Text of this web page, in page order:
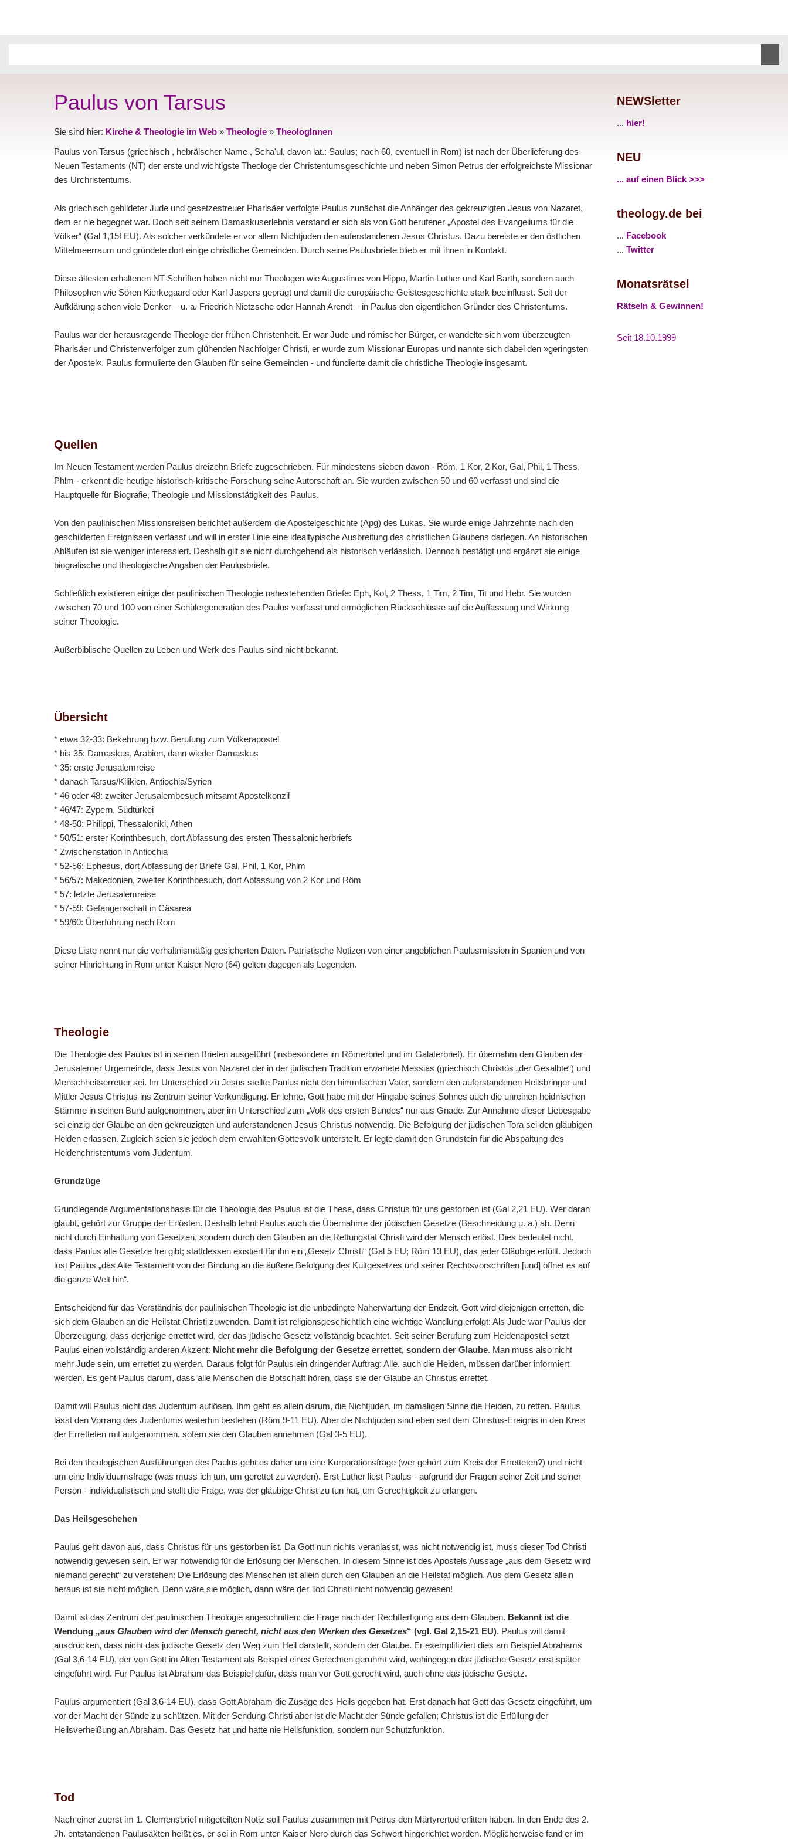
Paulus von Tarsus
Sie sind hier: Kirche & Theologie im Web » Theologie » TheologInnen
Paulus von Tarsus (griechisch , hebräischer Name , Scha'ul, davon lat.: Saulus; nach 60, eventuell in Rom) ist nach der Überlieferung des
Neuen Testaments (NT) der erste und wichtigste Theologe der Christentumsgeschichte und neben Simon Petrus der erfolgreichste Missionar
des Urchristentums.
Als griechisch gebildeter Jude und gesetzestreuer Pharisäer verfolgte Paulus zunächst die Anhänger des gekreuzigten Jesus von Nazaret,
dem er nie begegnet war. Doch seit seinem Damaskuserlebnis verstand er sich als von Gott berufener „Apostel des Evangeliums für die
Völker“ (Gal 1,15f EU). Als solcher verkündete er vor allem Nichtjuden den auferstandenen Jesus Christus. Dazu bereiste er den östlichen
Mittelmeerraum und gründete dort einige christliche Gemeinden. Durch seine Paulusbriefe blieb er mit ihnen in Kontakt.
Diese ältesten erhaltenen NT-Schriften haben nicht nur Theologen wie Augustinus von Hippo, Martin Luther und Karl Barth, sondern auch
Philosophen wie Sören Kierkegaard oder Karl Jaspers geprägt und damit die europäische Geistesgeschichte stark beeinflusst. Seit der
Aufklärung sehen viele Denker – u. a. Friedrich Nietzsche oder Hannah Arendt – in Paulus den eigentlichen Gründer des Christentums.
Paulus war der herausragende Theologe der frühen Christenheit. Er war Jude und römischer Bürger, er wandelte sich vom überzeugten
Pharisäer und Christenverfolger zum glühenden Nachfolger Christi, er wurde zum Missionar Europas und nannte sich dabei den »geringsten
der Apostel«. Paulus formulierte den Glauben für seine Gemeinden - und fundierte damit die christliche Theologie insgesamt.
Quellen
Im Neuen Testament werden Paulus dreizehn Briefe zugeschrieben. Für mindestens sieben davon - Röm, 1 Kor, 2 Kor, Gal, Phil, 1 Thess,
Phlm - erkennt die heutige historisch-kritische Forschung seine Autorschaft an. Sie wurden zwischen 50 und 60 verfasst und sind die
Hauptquelle für Biografie, Theologie und Missionstätigkeit des Paulus.
Von den paulinischen Missionsreisen berichtet außerdem die Apostelgeschichte (Apg) des Lukas. Sie wurde einige Jahrzehnte nach den
geschilderten Ereignissen verfasst und will in erster Linie eine idealtypische Ausbreitung des christlichen Glaubens darlegen. An historischen
Abläufen ist sie weniger interessiert. Deshalb gilt sie nicht durchgehend als historisch verlässlich. Dennoch bestätigt und ergänzt sie einige
biografische und theologische Angaben der Paulusbriefe.
Schließlich existieren einige der paulinischen Theologie nahestehenden Briefe: Eph, Kol, 2 Thess, 1 Tim, 2 Tim, Tit und Hebr. Sie wurden
zwischen 70 und 100 von einer Schülergeneration des Paulus verfasst und ermöglichen Rückschlüsse auf die Auffassung und Wirkung
seiner Theologie.
Außerbiblische Quellen zu Leben und Werk des Paulus sind nicht bekannt.
Übersicht
* etwa 32-33: Bekehrung bzw. Berufung zum Völkerapostel
* bis 35: Damaskus, Arabien, dann wieder Damaskus
* 35: erste Jerusalemreise
* danach Tarsus/Kilikien, Antiochia/Syrien
* 46 oder 48: zweiter Jerusalembesuch mitsamt Apostelkonzil
* 46/47: Zypern, Südtürkei
* 48-50: Philippi, Thessaloniki, Athen
* 50/51: erster Korinthbesuch, dort Abfassung des ersten Thessalonicherbriefs
* Zwischenstation in Antiochia
* 52-56: Ephesus, dort Abfassung der Briefe Gal, Phil, 1 Kor, Phlm
* 56/57: Makedonien, zweiter Korinthbesuch, dort Abfassung von 2 Kor und Röm
* 57: letzte Jerusalemreise
* 57-59: Gefangenschaft in Cäsarea
* 59/60: Überführung nach Rom
Diese Liste nennt nur die verhältnismäßig gesicherten Daten. Patristische Notizen von einer angeblichen Paulusmission in Spanien und von
seiner Hinrichtung in Rom unter Kaiser Nero (64) gelten dagegen als Legenden.
Theologie
Die Theologie des Paulus ist in seinen Briefen ausgeführt (insbesondere im Römerbrief und im Galaterbrief). Er übernahm den Glauben der
Jerusalemer Urgemeinde, dass Jesus von Nazaret der in der jüdischen Tradition erwartete Messias (griechisch Christós „der Gesalbte“) und
Menschheitserretter sei. Im Unterschied zu Jesus stellte Paulus nicht den himmlischen Vater, sondern den auferstandenen Heilsbringer und
Mittler Jesus Christus ins Zentrum seiner Verkündigung. Er lehrte, Gott habe mit der Hingabe seines Sohnes auch die unreinen heidnischen
Stämme in seinen Bund aufgenommen, aber im Unterschied zum „Volk des ersten Bundes“ nur aus Gnade. Zur Annahme dieser Liebesgabe
sei einzig der Glaube an den gekreuzigten und auferstandenen Jesus Christus notwendig. Die Befolgung der jüdischen Tora sei den gläubigen
Heiden erlassen. Zugleich seien sie jedoch dem erwählten Gottesvolk unterstellt. Er legte damit den Grundstein für die Abspaltung des
Heidenchristentums vom Judentum.
Grundzüge
Grundlegende Argumentationsbasis für die Theologie des Paulus ist die These, dass Christus für uns gestorben ist (Gal 2,21 EU). Wer daran
glaubt, gehört zur Gruppe der Erlösten. Deshalb lehnt Paulus auch die Übernahme der jüdischen Gesetze (Beschneidung u. a.) ab. Denn
nicht durch Einhaltung von Gesetzen, sondern durch den Glauben an die Rettungstat Christi wird der Mensch erlöst. Dies bedeutet nicht,
dass Paulus alle Gesetze frei gibt; stattdessen existiert für ihn ein „Gesetz Christi“ (Gal 5 EU; Röm 13 EU), das jeder Gläubige erfüllt. Jedoch
löst Paulus „das Alte Testament von der Bindung an die äußere Befolgung des Kultgesetzes und seiner Rechtsvorschriften [und] öffnet es auf
die ganze Welt hin“.
Entscheidend für das Verständnis der paulinischen Theologie ist die unbedingte Naherwartung der Endzeit. Gott wird diejenigen erretten, die
sich dem Glauben an die Heilstat Christi zuwenden. Damit ist religionsgeschichtlich eine wichtige Wandlung erfolgt: Als Jude war Paulus der
Überzeugung, dass derjenige errettet wird, der das jüdische Gesetz vollständig beachtet. Seit seiner Berufung zum Heidenapostel setzt
Paulus einen vollständig anderen Akzent: Nicht mehr die Befolgung der Gesetze errettet, sondern der Glaube. Man muss also nicht
mehr Jude sein, um errettet zu werden. Daraus folgt für Paulus ein dringender Auftrag: Alle, auch die Heiden, müssen darüber informiert
werden. Es geht Paulus darum, dass alle Menschen die Botschaft hören, dass sie der Glaube an Christus errettet.
Damit will Paulus nicht das Judentum auflösen. Ihm geht es allein darum, die Nichtjuden, im damaligen Sinne die Heiden, zu retten. Paulus
lässt den Vorrang des Judentums weiterhin bestehen (Röm 9-11 EU). Aber die Nichtjuden sind eben seit dem Christus-Ereignis in den Kreis
der Erretteten mit aufgenommen, sofern sie den Glauben annehmen (Gal 3-5 EU).
Bei den theologischen Ausführungen des Paulus geht es daher um eine Korporationsfrage (wer gehört zum Kreis der Erretteten?) und nicht
um eine Individuumsfrage (was muss ich tun, um gerettet zu werden). Erst Luther liest Paulus - aufgrund der Fragen seiner Zeit und seiner
Person - individualistisch und stellt die Frage, was der gläubige Christ zu tun hat, um Gerechtigkeit zu erlangen.
Das Heilsgeschehen
Paulus geht davon aus, dass Christus für uns gestorben ist. Da Gott nun nichts veranlasst, was nicht notwendig ist, muss dieser Tod Christi
notwendig gewesen sein. Er war notwendig für die Erlösung der Menschen. In diesem Sinne ist des Apostels Aussage „aus dem Gesetz wird
niemand gerecht“ zu verstehen: Die Erlösung des Menschen ist allein durch den Glauben an die Heilstat möglich. Aus dem Gesetz allein
heraus ist sie nicht möglich. Denn wäre sie möglich, dann wäre der Tod Christi nicht notwendig gewesen!
Damit ist das Zentrum der paulinischen Theologie angeschnitten: die Frage nach der Rechtfertigung aus dem Glauben. Bekannt ist die
Wendung „aus Glauben wird der Mensch gerecht, nicht aus den Werken des Gesetzes“ (vgl. Gal 2,15-21 EU). Paulus will damit
ausdrücken, dass nicht das jüdische Gesetz den Weg zum Heil darstellt, sondern der Glaube. Er exemplifiziert dies am Beispiel Abrahams
(Gal 3,6-14 EU), der von Gott im Alten Testament als Beispiel eines Gerechten gerühmt wird, wohingegen das jüdische Gesetz erst später
eingeführt wird. Für Paulus ist Abraham das Beispiel dafür, dass man vor Gott gerecht wird, auch ohne das jüdische Gesetz.
Paulus argumentiert (Gal 3,6-14 EU), dass Gott Abraham die Zusage des Heils gegeben hat. Erst danach hat Gott das Gesetz eingeführt, um
vor der Macht der Sünde zu schützen. Mit der Sendung Christi aber ist die Macht der Sünde gefallen; Christus ist die Erfüllung der
Heilsverheißung an Abraham. Das Gesetz hat und hatte nie Heilsfunktion, sondern nur Schutzfunktion.
Tod
Nach einer zuerst im 1. Clemensbrief mitgeteilten Notiz soll Paulus zusammen mit Petrus den Märtyrertod erlitten haben. In den Ende des 2.
Jh. entstandenen Paulusakten heißt es, er sei in Rom unter Kaiser Nero durch das Schwert hingerichtet worden. Möglicherweise fand er im
NEWSletter
... hier!
NEU
... auf einen Blick >>>
theology.de bei
... Facebook
... Twitter
Monatsrätsel
Rätseln & Gewinnen!
Seit 18.10.1999